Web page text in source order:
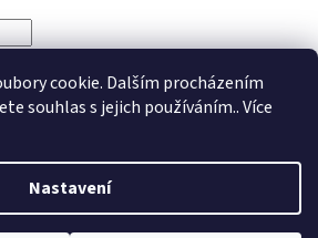
cookie. Dalším procházením
souhlas s jejich používáním.. Více
Nastavení
heslo
Vytvořil Shoptet